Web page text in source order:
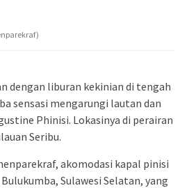
dengan liburan kekinian di tengah
sensasi mengarungi lautan dan
Phinisi. Lokasinya di perairan
Seribu.
akomodasi kapal pinisi
Sulawesi Selatan, yang